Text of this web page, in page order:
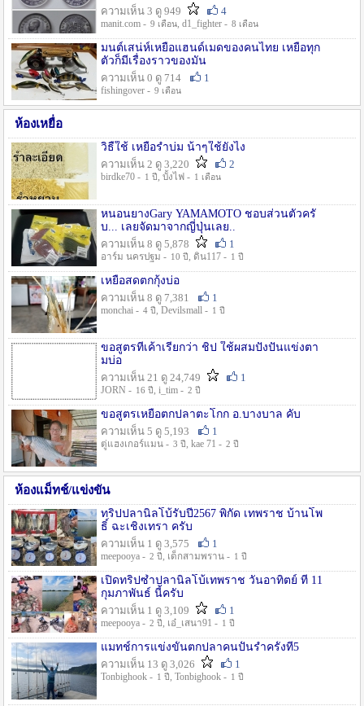
ความเห็น 3 ดู 949
4
manit.com - 9 เดือน, d1_fighter - 8 เดือน
มนต์เสน่ห์เหยื่อแฮนด์เมดของคนไทย เหยื่อทุก
ตัวก็มีเรื่องราวของมัน
ความเห็น 0 ดู 714
1
fishingover - 9 เดือน
ห้องเหยื่อ
วิธืใช้ เหยื่อรำบ่ม น้าๆใช้ยังไง
ความเห็น 2 ดู 3,220
2
birdke70 - 1 ปี , บั้งไฟ - 1 เดือน
หนอนยางGary YAMAMOTO ชอบส่วนตัวครั
บ... เลยจัดมาจากญี่ปุ่นเลย..
ความเห็น 8 ดู 5,878
1
อาร์ม นครปฐม - 10 ปี , ดิน117 - 1 ปี
เหยื่อสดตกกุ้งบ่อ
ความเห็น 8 ดู 7,381
1
monchai - 4 ปี , Devilsmall - 1 ปี
ขอสูตรที่เค้าเรียกว่า ชิป ใช้ผสมปังปั่นแข่งตา
มบ่อ
ความเห็น 21 ดู 24,749
1
JORN - 16 ปี , i_tim - 2 ปี
ขอสูตรเหยื่อตกปลาตะโกก อ.บางบาล คับ
ความเห็น 5 ดู 5,193
1
ตู่แฮงเกอร์แมน - 3 ปี , kae 71 - 2 ปี
ห้องแม็ทช์/แข่งขัน
ทริปปลานิลโบ้รับปี2567 พิกัด เทพราช บ้านโพ
ธิ์ ฉะเชิงเทรา ครับ
ความเห็น 1 ดู 3,575
1
meepooya - 2 ปี , เด็กสามพราน - 1 ปี
เปิดทริปซ้ำปลานิลโบ้เทพราช วันอาทิตย์ ที่ 11
กุมภาพันธ์ นี้ครับ
ความเห็น 1 ดู 3,109
1
meepooya - 2 ปี , เอ๋_เสนา91 - 1 ปี
แมทช์การแข่งขั้นตกปลาคนปั้นรำครั้งที่5
ความเห็น 13 ดู 3,026
1
Tonbighook - 1 ปี , Tonbighook - 1 ปี